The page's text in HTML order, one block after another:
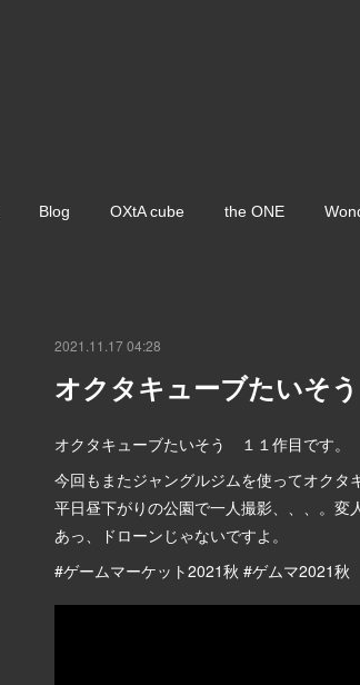
Blog OXtA cube the ONE
2021.11.17 04:28
オクタキューブたいそ
オクタキューブたいそう １１作目です。
今回もまたジャングルジムを使ってオクタ
平日昼下がりの公園で一人撮影、、、。変
あっ、ドローンじゃないですよ。
#ゲームマーケット2021秋 #ゲムマ2021秋